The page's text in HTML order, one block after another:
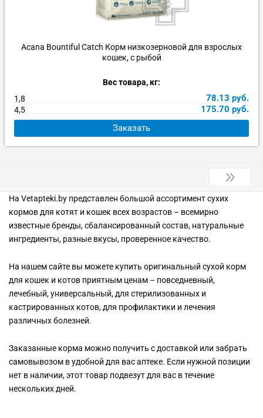
Acana Bountiful Catch Корм низкозерновой для взрослых
кошек, с рыбой
Вес товара, кг:
1,8
78.13 руб.
4,5 175.70 руб.
Заказать
На Vetapteki.by представлен большой ассортимент сухих
кормов для котят и кошек всех возрастов – всемирно
известные бренды, сбалансированный состав, натуральные
ингредиенты, разные вкусы, проверенное качество.
На нашем сайте вы можете купить оригинальный сухой корм
для кошек и котов приятным ценам – повседневный,
лечебный, универсальный, для стерилизованных и
кастрированных котов, для профилактики и лечения
различных болезней.
Заказанные корма можно получить с доставкой или забрать
самовывозом в удобной для вас аптеке. Если нужной позиции
нет в наличии, этот товар подвезут для вас в течение
нескольких дней.